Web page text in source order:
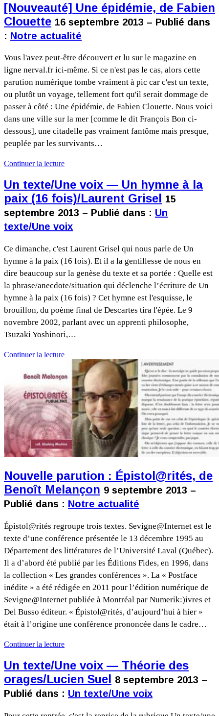
[Nouveauté] Une épidémie, de Fabien
Clouette 16 septembre 2013 – Publié dans
: Notre actualité
Vous l'avez peut-être découvert et lu sur le magazine en
ligne nerval.fr ici-même. Si ce n'est pas le cas, alors cette
parution numérique tombe vraiment à pic car c'est un texte,
ou plutôt un voyage, tellement fort qu'il serait dommage de
passer à côté : Une épidémie, de Fabien Clouette. Nous voici
dans une ville sur la mer [comme le dit François Bon ci-
dessous], une citadelle pas vraiment fantôme mais presque,
peuplée par les survivants…
Continuer la lecture
Un texte/Une voix — Un hymne à la
paix (16 fois)/Laurent Grisel
15
septembre 2013 – Publié dans : Un
texte/Une voix
Ce dimanche, c'est Laurent Grisel qui nous parle de Un
hymne à la paix (16 fois). Et il a la gentillesse de nous en
dire beaucoup sur la genèse du texte et sa portée : Quelle est
la phrase/anecdote/situation qui déclenche l’écriture de Un
hymne à la paix (16 fois) ? Cet hymne est l'esquisse, le
brouillon, du poème final de Descartes tira l'épée. Le 9
novembre 2002, parlant avec un apprenti philosophe,
Tsuzaki Yoshinori,…
Continuer la lecture
Nouvelle parution : Épistol@rités, de
Benoît Melançon 9 septembre 2013 –
Publié dans : Notre actualité
Épistol@rités regroupe trois textes. Sevigne@Internet est le
texte d’une conférence présentée le 13 décembre 1995 au
Département des littératures de l’Université Laval (Québec).
Il a d’abord été publié par les Éditions Fides, en 1996, dans
la collection « Les grandes conférences ». La « Postface
inédite » a été rédigée en 2011 pour l’édition numérique de
Sevigne@Internet publiée à Montréal par Numerik:)ivres et
Del Busso éditeur. « Épistol@rités, d’aujourd’hui à hier »
était à l’origine une conférence prononcée dans le cadre…
Continuer la lecture
Un texte/Une voix — Théorie des
orages/Lucien Suel 8 septembre 2013 –
Publié dans : Un texte/Une voix